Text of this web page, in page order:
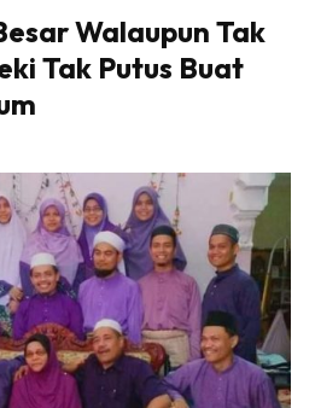
Walaupun Tak
Tak Putus Buat